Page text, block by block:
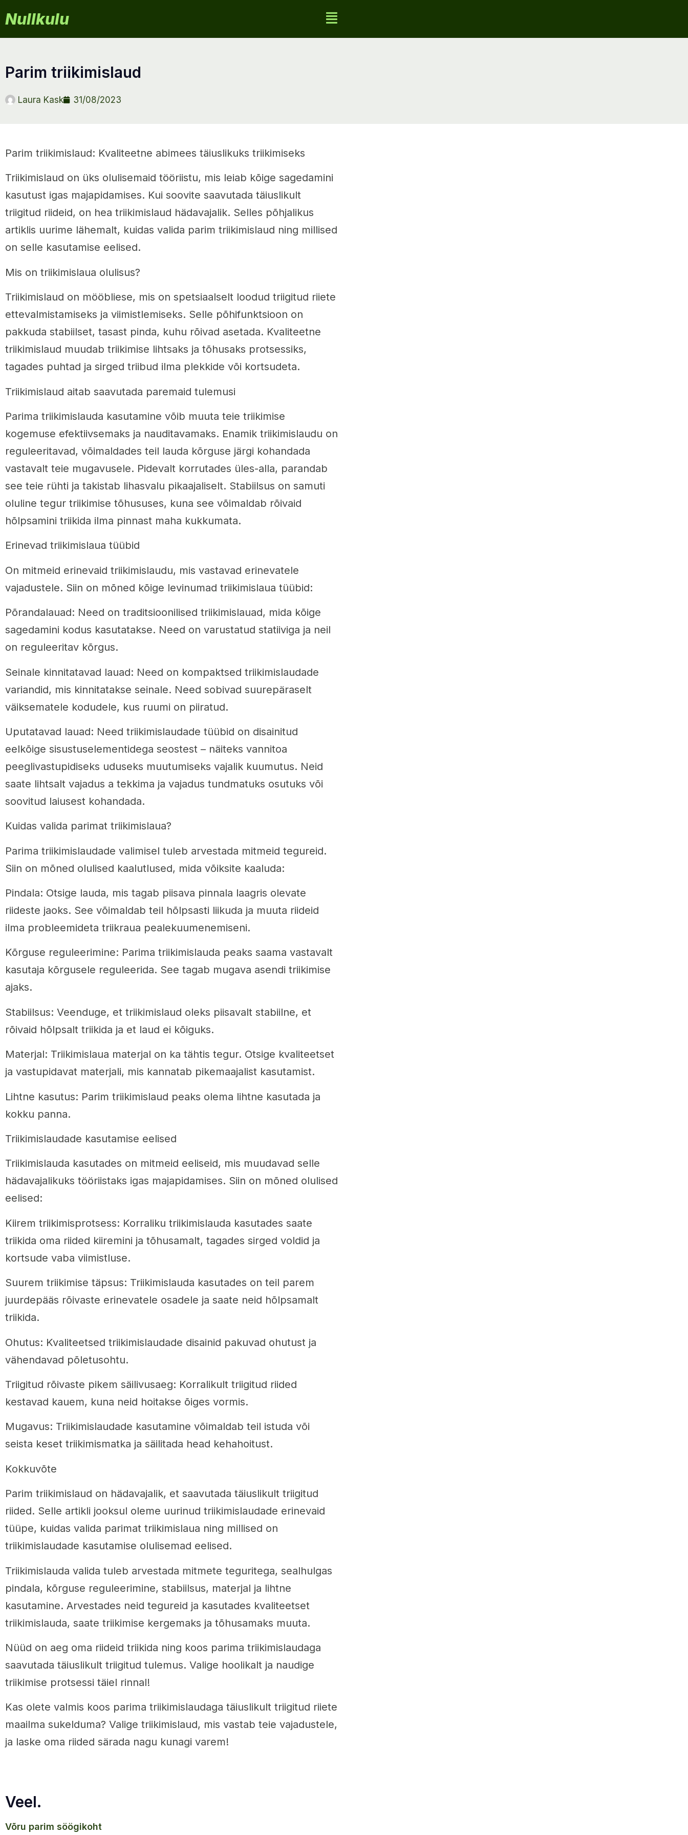
Nullkulu
parim triikimislaud
Laura Kask 31/08/2023
Parim triikimislaud: Kvaliteetne abimees täiuslikuks triikimiseks
Triikimislaud on üks olulisemaid tööriistu, mis leiab kõige sagedamini
kasutust igas majapidamises. Kui soovite saavutada täiuslikult
triigitud riideid, on hea triikimislaud hädavajalik. Selles põhjalikus
artiklis uurime lähemalt, kuidas valida parim triikimislaud ning millised
on selle kasutamise eelised.
Mis on triikimislaua olulisus?
Triikimislaud on mööbliese, mis on spetsiaalselt loodud triigitud riiete
ettevalmistamiseks ja viimistlemiseks. Selle põhifunktsioon on
pakkuda stabiilset, tasast pinda, kuhu rõivad asetada. Kvaliteetne
triikimislaud muudab triikimise lihtsaks ja tõhusaks protsessiks,
tagades puhtad ja sirged triibud ilma plekkide või kortsudeta.
Triikimislaud aitab saavutada paremaid tulemusi
Parima triikimislauda kasutamine võib muuta teie triikimise
kogemuse efektiivsemaks ja nauditavamaks. Enamik triikimislaudu on
reguleeritavad, võimaldades teil lauda kõrguse järgi kohandada
vastavalt teie mugavusele. Pidevalt korrutades üles-alla, parandab
see teie rühti ja takistab lihasvalu pikaajaliselt. Stabiilsus on samuti
oluline tegur triikimise tõhususes, kuna see võimaldab rõivaid
hõlpsamini triikida ilma pinnast maha kukkumata.
Erinevad triikimislaua tüübid
On mitmeid erinevaid triikimislaudu, mis vastavad erinevatele
vajadustele. Siin on mõned kõige levinumad triikimislaua tüübid:
Põrandalauad: Need on traditsioonilised triikimislauad, mida kõige
sagedamini kodus kasutatakse. Need on varustatud statiiviga ja neil
on reguleeritav kõrgus.
Seinale kinnitatavad lauad: Need on kompaktsed triikimislaudade
variandid, mis kinnitatakse seinale. Need sobivad suurepäraselt
väiksematele kodudele, kus ruumi on piiratud.
Uputatavad lauad: Need triikimislaudade tüübid on disainitud
eelkõige sisustuselementidega seostest – näiteks vannitoa
peeglivastupidiseks uduseks muutumiseks vajalik kuumutus. Neid
saate lihtsalt vajadus a tekkima ja vajadus tundmatuks osutuks või
soovitud laiusest kohandada.
Kuidas valida parimat triikimislaua?
Parima triikimislaudade valimisel tuleb arvestada mitmeid tegureid.
Siin on mõned olulised kaalutlused, mida võiksite kaaluda:
Pindala: Otsige lauda, mis tagab piisava pinnala laagris olevate
riideste jaoks. See võimaldab teil hõlpsasti liikuda ja muuta riideid
ilma probleemideta triikraua pealekuumenemiseni.
Kõrguse reguleerimine: Parima triikimislauda peaks saama vastavalt
kasutaja kõrgusele reguleerida. See tagab mugava asendi triikimise
ajaks.
Stabiilsus: Veenduge, et triikimislaud oleks piisavalt stabiilne, et
rõivaid hõlpsalt triikida ja et laud ei kõiguks.
Materjal: Triikimislaua materjal on ka tähtis tegur. Otsige kvaliteetset
ja vastupidavat materjali, mis kannatab pikemaajalist kasutamist.
Lihtne kasutus: Parim triikimislaud peaks olema lihtne kasutada ja
kokku panna.
Triikimislaudade kasutamise eelised
Triikimislauda kasutades on mitmeid eeliseid, mis muudavad selle
hädavajalikuks tööriistaks igas majapidamises. Siin on mõned olulised
eelised:
Kiirem triikimisprotsess: Korraliku triikimislauda kasutades saate
triikida oma riided kiiremini ja tõhusamalt, tagades sirged voldid ja
kortsude vaba viimistluse.
Suurem triikimise täpsus: Triikimislauda kasutades on teil parem
juurdepääs rõivaste erinevatele osadele ja saate neid hõlpsamalt
triikida.
Ohutus: Kvaliteetsed triikimislaudade disainid pakuvad ohutust ja
vähendavad põletusohtu.
Triigitud rõivaste pikem säilivusaeg: Korralikult triigitud riided
kestavad kauem, kuna neid hoitakse õiges vormis.
Mugavus: Triikimislaudade kasutamine võimaldab teil istuda või
seista keset triikimismatka ja säilitada head kehahoitust.
Kokkuvõte
Parim triikimislaud on hädavajalik, et saavutada täiuslikult triigitud
riided. Selle artikli jooksul oleme uurinud triikimislaudade erinevaid
tüüpe, kuidas valida parimat triikimislaua ning millised on
triikimislaudade kasutamise olulisemad eelised.
Triikimislauda valida tuleb arvestada mitmete teguritega, sealhulgas
pindala, kõrguse reguleerimine, stabiilsus, materjal ja lihtne
kasutamine. Arvestades neid tegureid ja kasutades kvaliteetset
triikimislauda, saate triikimise kergemaks ja tõhusamaks muuta.
Nüüd on aeg oma riideid triikida ning koos parima triikimislaudaga
saavutada täiuslikult triigitud tulemus. Valige hoolikalt ja naudige
triikimise protsessi täiel rinnal!
Kas olete valmis koos parima triikimislaudaga täiuslikult triigitud riiete
maailma sukelduma? Valige triikimislaud, mis vastab teie vajadustele,
ja laske oma riided särada nagu kunagi varem!
Veel.
võru parim söögikoht